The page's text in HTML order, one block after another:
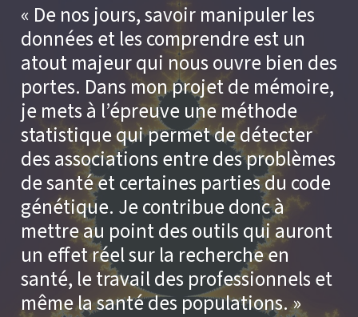
De nos jours, savoir manipuler les
données et les comprendre est un
atout majeur qui nous ouvre bien des
portes. Dans mon projet de mémoire,
je mets à l’épreuve une méthode
statistique qui permet de détecter
des associations entre des problèmes
de santé et certaines parties du code
génétique. Je contribue donc à
mettre au point des outils qui auront
un effet réel sur la recherche en
santé, le travail des professionnels et
même la santé des populations.